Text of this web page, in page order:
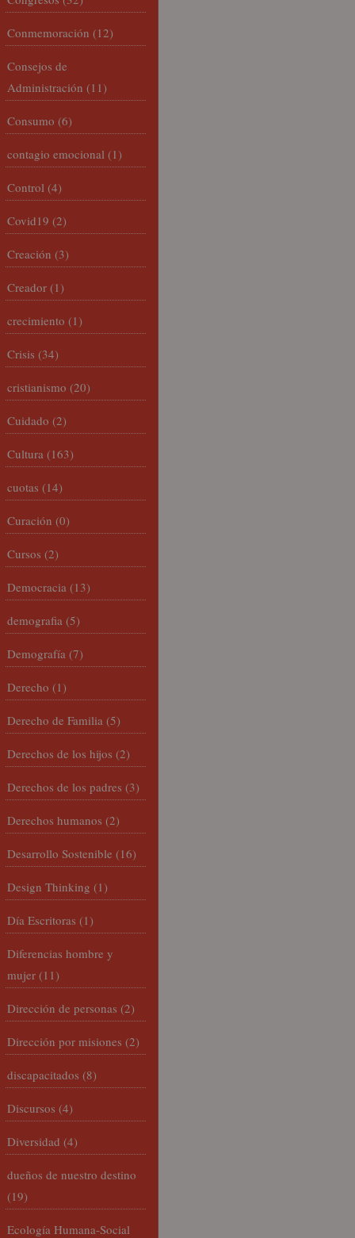
Conmemoración (12)
Consejos de
Administración (11)
Consumo (6)
contagio emocional (1)
Control (4)
Covid19 (2)
Creación (3)
Creador (1)
crecimiento (1)
Crisis (34)
cristianismo (20)
Cuidado (2)
Cultura (163)
cuotas (14)
Curación (0)
Cursos (2)
Democracia (13)
demografia (5)
Demografía (7)
Derecho (1)
Derecho de Familia (5)
Derechos de los hijos (2)
Derechos de los padres (3)
Derechos humanos (2)
Desarrollo Sostenible (16)
Design Thinking (1)
Día Escritoras (1)
Diferencias hombre y
mujer (11)
Dirección de personas (2)
Dirección por misiones (2)
discapacitados (8)
Discursos (4)
Diversidad (4)
dueños de nuestro destino
(19)
Ecología Humana-Social